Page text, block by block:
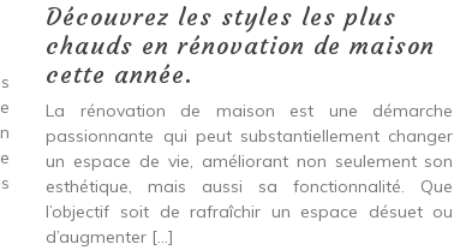
Découvrez les styles les plus
chauds en rénovation de maison
cette année.
La rénovation de maison est une démarche
passionnante qui peut substantiellement changer
un espace de vie, améliorant non seulement son
esthétique, mais aussi sa fonctionnalité. Que
l’objectif soit de rafraîchir un espace désuet ou
d’augmenter […]